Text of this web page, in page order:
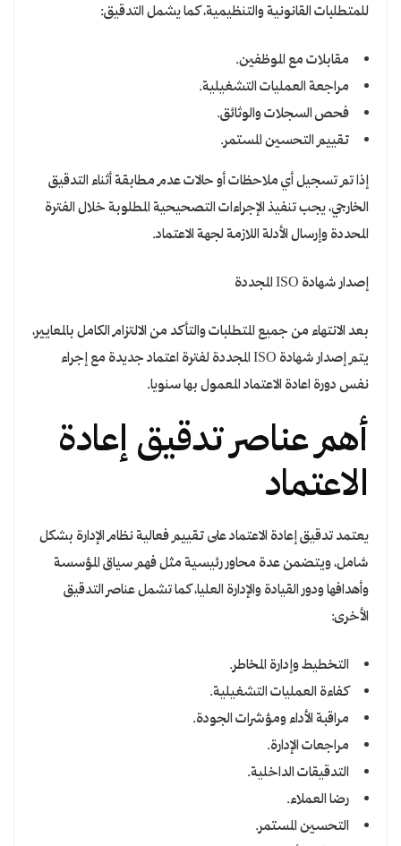
للمتطلبات القانونية والتنظيمية، كما يشمل التدقيق:
مقابلات مع الموظفين.
مراجعة العمليات التشغيلية.
فحص السجلات والوثائق.
تقييم التحسين المستمر.
إذا تم تسجيل أي ملاحظات أو حالات عدم مطابقة أثناء التدقيق
الخارجي، يجب تنفيذ الإجراءات التصحيحية المطلوبة خلال الفترة
المحددة وإرسال الأدلة اللازمة لجهة الاعتماد.
إصدار شهادة ISO المجددة
بعد الانتهاء من جميع المتطلبات والتأكد من الالتزام الكامل بالمعايير،
يتم إصدار شهادة ISO المجددة لفترة اعتماد جديدة مع إجراء
نفس دورة اعادة الاعتماد المعمول بها سنويا.
أهم عناصر تدقيق إعادة
الاعتماد
يعتمد تدقيق إعادة الاعتماد على تقييم فعالية نظام الإدارة بشكل
شامل، ويتضمن عدة محاور رئيسية مثل فهم سياق المؤسسة
وأهدافها ودور القيادة والإدارة العليا، كما تشمل عناصر التدقيق
الأخرى:
التخطيط وإدارة المخاطر.
كفاءة العمليات التشغيلية.
مراقبة الأداء ومؤشرات الجودة.
مراجعات الإدارة.
التدقيقات الداخلية.
رضا العملاء.
التحسين المستمر.